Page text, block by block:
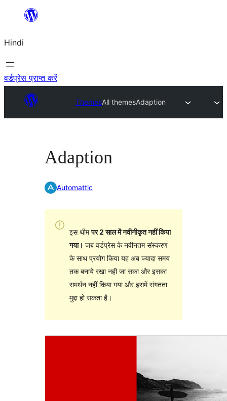
सामग्री
जाएं
Hindi
वर्डप्रेस प्राप्त करें
ThemesAll themesAdaption
Adaption
Automattic
इस थीमपर 2 साल में नवीनीकृत नहीं किया
गया। जब वर्डप्रेस के नवीनतम संस्करण
के साथ प्रयोग किया यह अब ज्यादा समय
तक बनाये रखा नही जा सका और इसका
समर्थन नहीं किया गया और इसमें संगतता
मुद्दा हो सकता है।